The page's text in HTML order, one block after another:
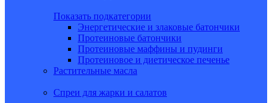
Показать подкатегории
Энергетические и злаковые батончики
Протеиновые батончики
Протеиновые маффины и пудинги
Протеиновое и диетическое печенье
Растительные масла
Спреи для жарки и салатов